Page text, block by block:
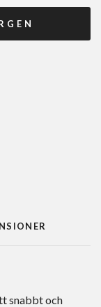
snabbt och